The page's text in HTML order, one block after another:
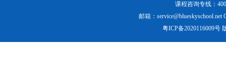
课程咨询专线：
邮箱：service@blueskyschool.net
粤ICP备2020116009号